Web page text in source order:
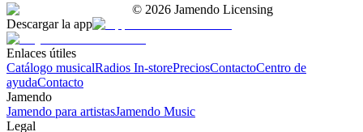
© 2026 Jamendo Licensing
Descargar la app
Enlaces útiles
Catálogo musicalRadios In-storePreciosContactoCentro de
ayudaContacto
Jamendo
Jamendo para artistasJamendo Music
Legal